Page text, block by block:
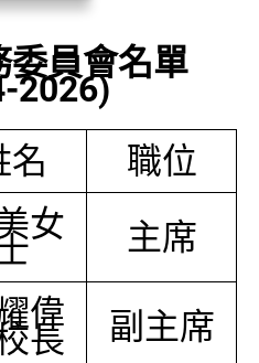
委員會名單
2026)
名
職位
女 主席
偉
長 副主席